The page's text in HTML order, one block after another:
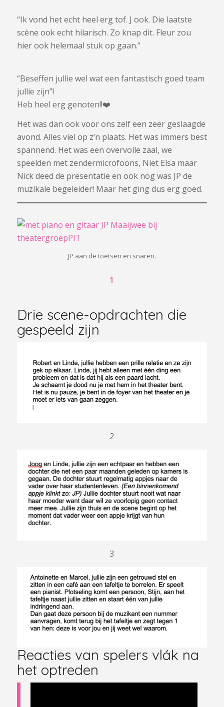
“Ik vond het echt heel erg tof. J ook. Die laatste
scène ook echt hilarisch. Zo knap dit. Fleur zou
hier ook helemaal stuk op gaan.”
“Beseffen jullie wel wat een fantastisch goed team
jullie zijn”!
Heb heel erg genoten!!❤️
Het was dan ook voor ons zelf een zeer geslaagde
avond. Alles viel op z’n plaats. Het was immers best
spannend. Het was een overvolle zaal, we
speelden met zendermicrofoons, Niet Elsa maar
Nick deed de presentatie en ook nog was JP de
muzikale begeleider! Maar het ging dus erg goed.
JP aan de toetsen en snaren.
1
Drie scene-opdrachten die
gespeeld zijn
2
3
Reacties van spelers vlák na
het optreden